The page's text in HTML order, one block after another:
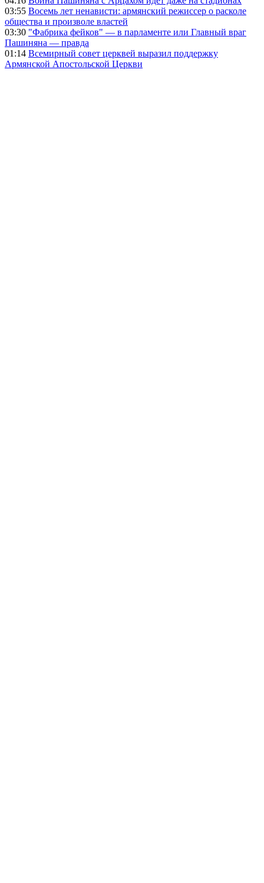
03:55 Восемь лет ненависти: армянский режиссер о расколе
общества и произволе властей
03:30 "Фабрика фейков" — в парламенте или Главный враг
Пашиняна — правда
01:14 Всемирный совет церквей выразил поддержку
Армянской Апостольской Церкви